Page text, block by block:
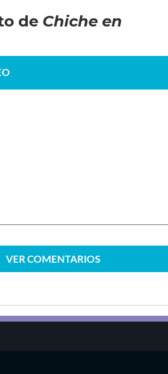
de Chiche en
VERCOMENTARIOS